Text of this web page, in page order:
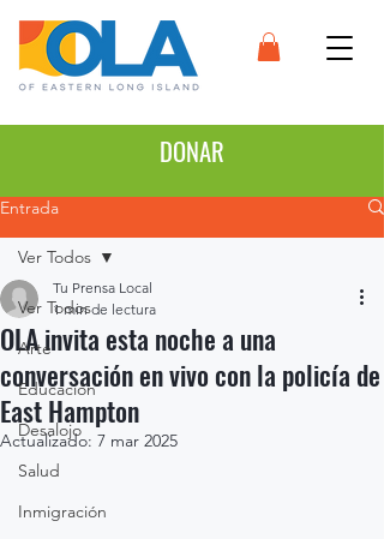
DONAR
Entrada
Ver Todos
Arte
Educación
Desalojo
Salud
Inmigración
Ver Todos
OLA invita esta noche a una
conversación en vivo con la policía de
East Hampton
Tu Prensa Local
1 min de lectura
Actualizado: 7 mar 2025